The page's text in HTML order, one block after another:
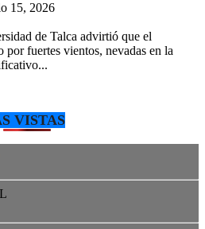
15, 2026
de Talca advirtió que el
por fuertes vientos, nevadas en la
VISTAS